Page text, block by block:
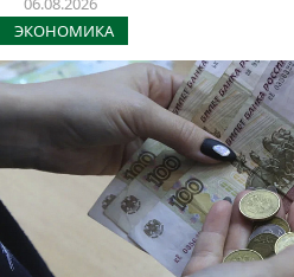
ЭКОНОМИКА